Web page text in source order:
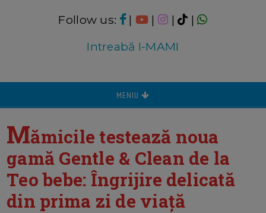
Follow us: | | |
|
Intreabă I-MAMI
MENIU
Mămicile testează noua
gamă Gentle & Clean de la
Teo bebe: Îngrijire delicată
din prima zi de viață